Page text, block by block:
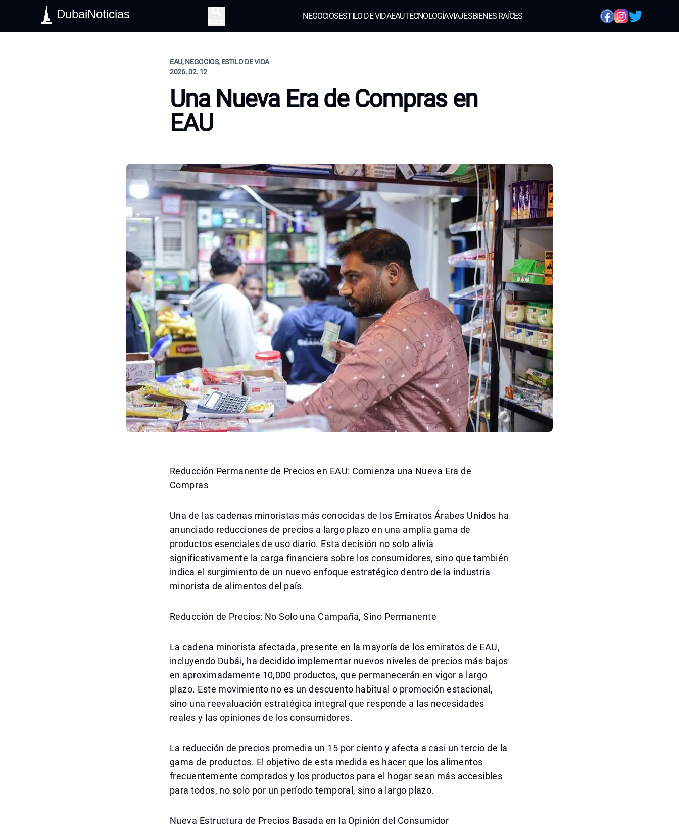
DubaiNoticias NEGOCIOSESTILO DE VIDAEAUTECNOLOGÍAVIAJESBIENES RAÍCES
EAU, NEGOCIOS, ESTILO DE VIDA
2026. 02. 12
Una Nueva Era de Compras en
EAU
Reducción Permanente de Precios en EAU: Comienza una Nueva Era de
Compras
Una de las cadenas minoristas más conocidas de los Emiratos Árabes Unidos ha
anunciado reducciones de precios a largo plazo en una amplia gama de
productos esenciales de uso diario. Esta decisión no solo alivia
significativamente la carga financiera sobre los consumidores, sino que también
indica el surgimiento de un nuevo enfoque estratégico dentro de la industria
minorista de alimentos del país.
Reducción de Precios: No Solo una Campaña, Sino Permanente
La cadena minorista afectada, presente en la mayoría de los emiratos de EAU,
incluyendo Dubái, ha decidido implementar nuevos niveles de precios más bajos
en aproximadamente 10,000 productos, que permanecerán en vigor a largo
plazo. Este movimiento no es un descuento habitual o promoción estacional,
sino una reevaluación estratégica integral que responde a las necesidades
reales y las opiniones de los consumidores.
La reducción de precios promedia un 15 por ciento y afecta a casi un tercio de la
gama de productos. El objetivo de esta medida es hacer que los alimentos
frecuentemente comprados y los productos para el hogar sean más accesibles
para todos, no solo por un período temporal, sino a largo plazo.
Nueva Estructura de Precios Basada en la Opinión del Consumidor